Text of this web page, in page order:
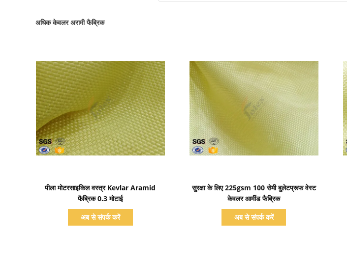
अधिक केवलर अरामी फैब्रिक
प्रदर्शन का विवरण
पीला मोटरसाइकिल वस्त्र Kevlar Aramid
फैब्रिक 0.3 मोटाई
अब से संपर्क करें
प्रदर्शन का विवरण
सुरक्षा के लिए 225gsm 100 सेमी बुलेटप्रूफ वेस्ट
केवलर आर्मीड फैब्रिक
अब से संपर्क करें